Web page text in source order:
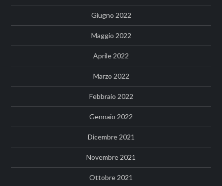
Giugno 2022
Maggio 2022
Aprile 2022
Marzo 2022
Febbraio 2022
Gennaio 2022
Dicembre 2021
Novembre 2021
Ottobre 2021